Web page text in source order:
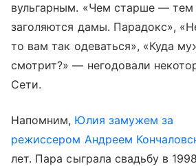
вульгарным. «Чем старше —
заголяются дамы. Парадокс»,
то вам так одеваться», «Куда
смотрит?» — негодовали
Сети.
Напомним, Юлия замужем за
режиссером Андреем
лет. Пара сыграла свадьбу в